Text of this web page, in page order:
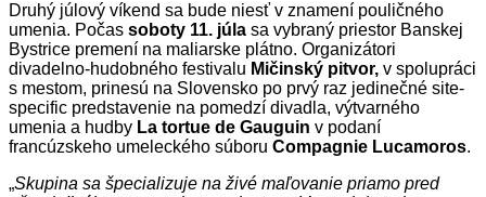
Druhý júlový víkend sa bude niesť v znamení pouličného
umenia. Počas soboty 11. júla sa vybraný priestor Banskej
Bystrice premení na maliarske plátno. Organizátori
divadelno-hudobného festivalu Mičinský pitvor, v spolupráci
s mestom, prinesú na Slovensko po prvý raz jedinečné site-
specific predstavenie na pomedzí divadla, výtvarného
umenia a hudby La tortue de Gauguin v podaní
francúzskeho umeleckého súboru Compagnie Lucamoros.
„Skupina sa špecializuje na živé maľovanie priamo pred